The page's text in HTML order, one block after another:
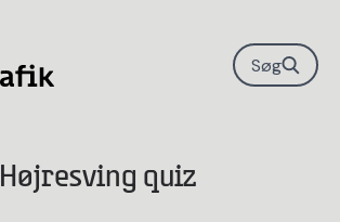
Søg
Højresving quiz